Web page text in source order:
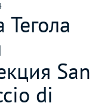
Тегола
San
di